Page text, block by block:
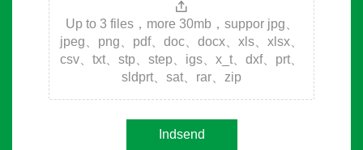
Up to 3 files，more 30mb，suppor jpg、
jpeg、png、pdf、doc、docx、xls、xlsx、
csv、txt、stp、step、igs、x_t、dxf、prt、
sldprt、sat、rar、zip
Indsend